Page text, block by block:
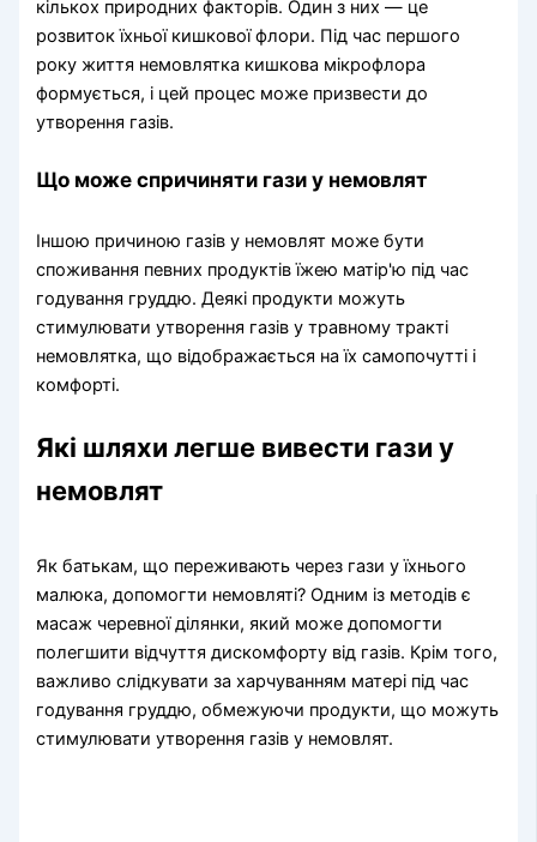
кількох природних факторів. Один з них — це
розвиток їхньої кишкової флори. Під час першого
року життя немовлятка кишкова мікрофлора
формується, і цей процес може призвести до
утворення газів.
Що може спричиняти гази у немовлят
Іншою причиною газів у немовлят може бути
споживання певних продуктів їжею матір'ю під час
годування груддю. Деякі продукти можуть
стимулювати утворення газів у травному тракті
немовлятка, що відображається на їх самопочутті і
комфорті.
Які шляхи легше вивести гази у
немовлят
Як батькам, що переживають через гази у їхнього
малюка, допомогти немовляті? Одним із методів є
масаж черевної ділянки, який може допомогти
полегшити відчуття дискомфорту від газів. Крім того,
важливо слідкувати за харчуванням матері під час
годування груддю, обмежуючи продукти, що можуть
стимулювати утворення газів у немовлят.